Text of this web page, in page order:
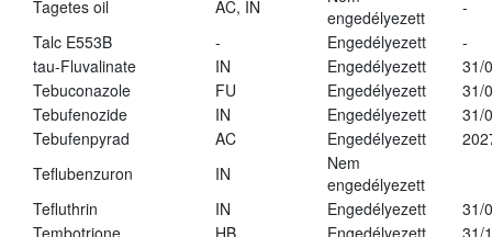
Tagetes oil
AC, IN
engedélyezett
-
Talc E553B
- Engedélyezett
-
tau-Fluvalinate
IN Engedélyezett
31/
Tebuconazole
FU Engedélyezett
31/
Tebufenozide
IN Engedélyezett
31/
Tebufenpyrad
AC Engedélyezett
Teflubenzuron
IN
Nem
engedélyezett
Tefluthrin
IN Engedélyezett
31/